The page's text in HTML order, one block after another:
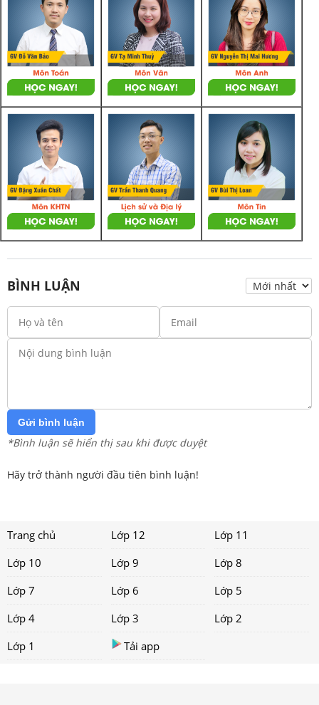
BÌNH LUẬN
Gửi bình luận
*Bình luận sẽ hiển thị sau khi được duyệt
Hãy trở thành người đầu tiên bình luận!
Trang chủ Lớp 12
Lớp 11
Lớp 10
Lớp 9
Lớp 8
Lớp 7
Lớp 6
Lớp 5
Lớp 4
Lớp 3
Lớp 2
Lớp 1
Tải app